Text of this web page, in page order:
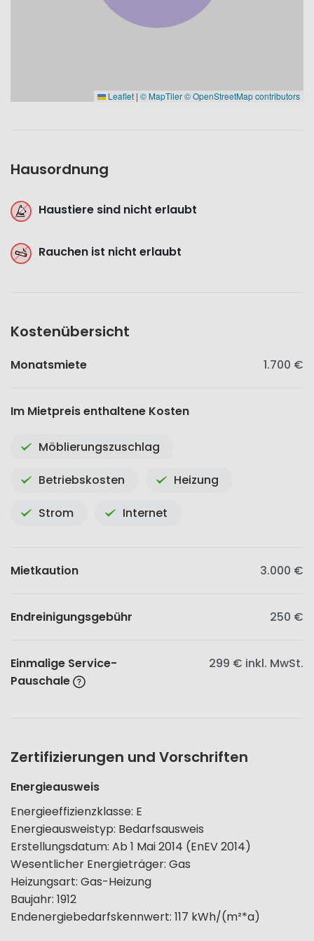
Leaflet | © MapTiler© OpenStreetMap contributors
Hausordnung
Haustiere sind nicht erlaubt
Rauchen ist nicht erlaubt
Kostenübersicht
Monatsmiete 1.700 €
Im Mietpreis enthaltene Kosten
Möblierungszuschlag
Betriebskosten Heizung
Strom Internet
Mietkaution 3.000 €
Endreinigungsgebühr 250 €
Einmalige Service-
Pauschale
299 € inkl. MwSt.
Zertifizierungen und Vorschriften
Energieausweis
Energieeffizienzklasse: E
Energieausweistyp: Bedarfsausweis
Erstellungsdatum: Ab 1 Mai 2014 (EnEV 2014)
Wesentlicher Energieträger: Gas
Heizungsart: Gas-Heizung
Baujahr: 1912
Endenergiebedarfskennwert: 117 kWh/(m²*a)